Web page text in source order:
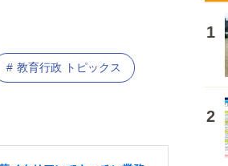
教育行政 トピックス